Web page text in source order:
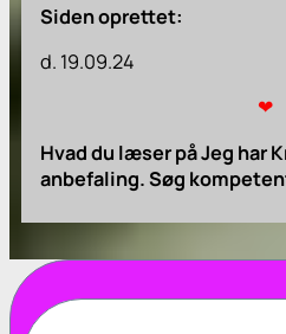
Siden oprettet:
d. 19.09.24
❤
Hvad du læser påJeg har
anbefaling. Søg